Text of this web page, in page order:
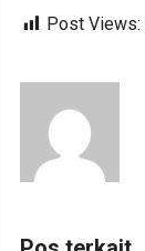
Post Views: